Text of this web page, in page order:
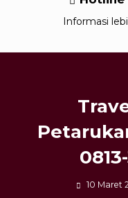
Informasi
10 Maret